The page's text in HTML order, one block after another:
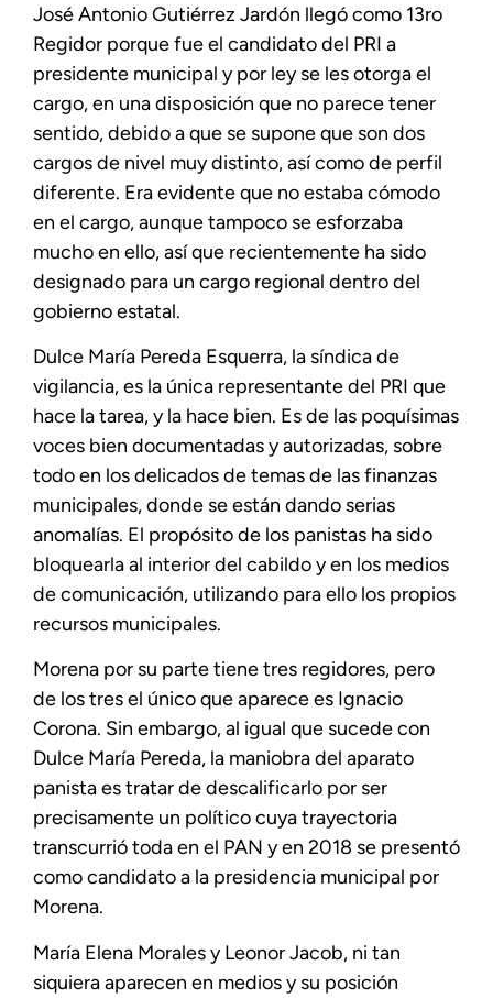
José Antonio Gutiérrez Jardón llegó como 13ro
Regidor porque fue el candidato del PRI a
presidente municipal y por ley se les otorga el
cargo, en una disposición que no parece tener
sentido, debido a que se supone que son dos
cargos de nivel muy distinto, así como de perfil
diferente. Era evidente que no estaba cómodo
en el cargo, aunque tampoco se esforzaba
mucho en ello, así que recientemente ha sido
designado para un cargo regional dentro del
gobierno estatal.
Dulce María Pereda Esquerra, la síndica de
vigilancia, es la única representante del PRI que
hace la tarea, y la hace bien. Es de las poquísimas
voces bien documentadas y autorizadas, sobre
todo en los delicados de temas de las finanzas
municipales, donde se están dando serias
anomalías. El propósito de los panistas ha sido
bloquearla al interior del cabildo y en los medios
de comunicación, utilizando para ello los propios
recursos municipales.
Morena por su parte tiene tres regidores, pero
de los tres el único que aparece es Ignacio
Corona. Sin embargo, al igual que sucede con
Dulce María Pereda, la maniobra del aparato
panista es tratar de descalificarlo por ser
precisamente un político cuya trayectoria
transcurrió toda en el PAN y en 2018 se presentó
como candidato a la presidencia municipal por
Morena.
María Elena Morales y Leonor Jacob, ni tan
siquiera aparecen en medios y su posición